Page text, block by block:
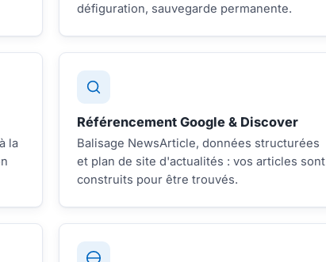
défiguration, sauvegarde permanente.
la
Référencement Google & Discover
Balisage NewsArticle, données structurées
et plan de site d'actualités : vos articles sont
construits pour être trouvés.